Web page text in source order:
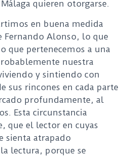
quieren otorgarse.
en buena medida
Fernando Alonso, lo que
que pertenecemos a una
nuestra
y sintiendo con
sus rincones en cada parte
profundamente, al
Esta circunstancia
que el lector en cuyas
sienta atrapado
lectura, porque se